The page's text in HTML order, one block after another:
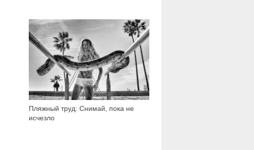
Пляжный труд: Снимай, пока не
исчезло
7 903